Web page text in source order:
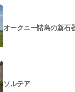
オークニー諸島の新石
ソルテア